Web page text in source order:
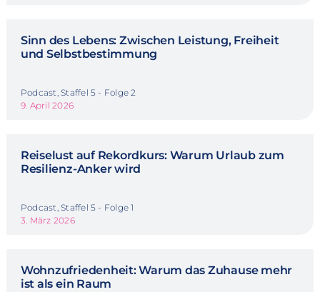
Sinn des Lebens: Zwischen Leistung, Freiheit
und Selbstbestimmung
Podcast, Staffel 5 - Folge 2
9. April 2026
Reiselust auf Rekordkurs: Warum Urlaub zum
Resilienz-Anker wird
Podcast, Staffel 5 - Folge 1
3. März 2026
Wohnzufriedenheit: Warum das Zuhause mehr
ist als ein Raum